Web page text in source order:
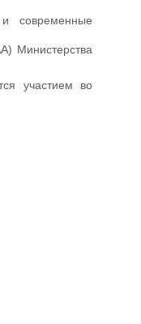
современные
Министерства
участием во